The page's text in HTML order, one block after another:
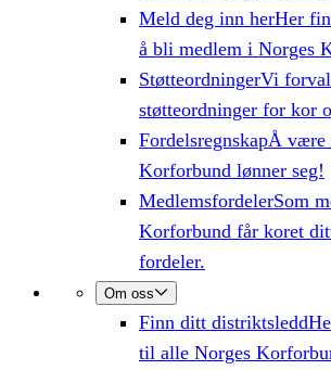
Meld deg inn herHer
å bli medlem i Norges
StøtteordningerVi
støtteordninger for kor
FordelsregnskapÅ være
Korforbund lønner seg!
MedlemsfordelerSom
Korforbund får koret
fordeler.
Om oss
Finn ditt distriktsledd
til alle Norges